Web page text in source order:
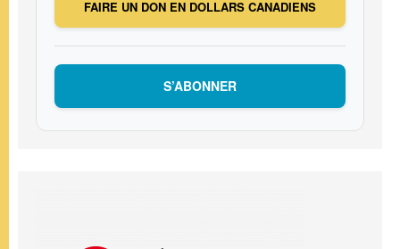
FAIRE UN DON EN DOLLARS CANADIENS
S’ABONNER